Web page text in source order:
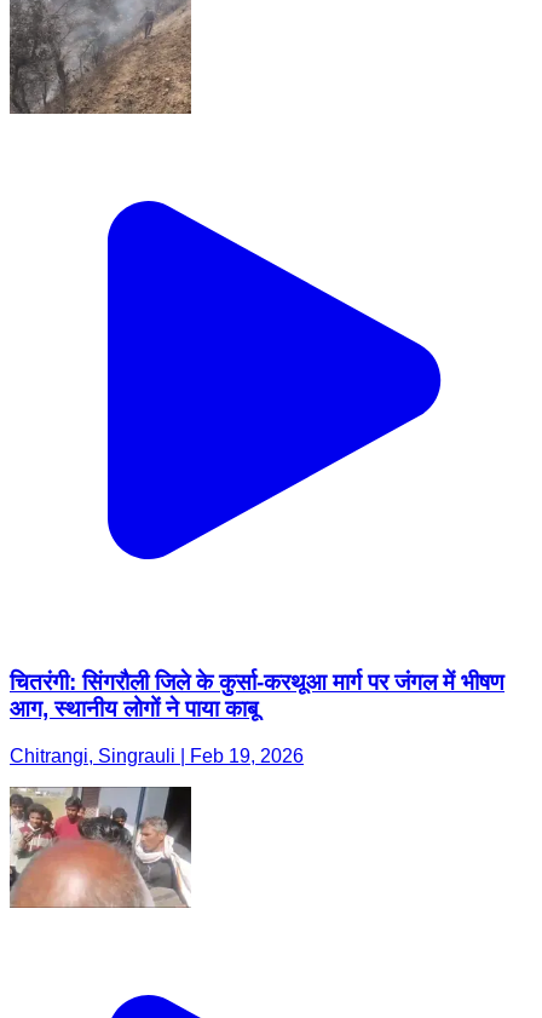
चितरंगी: सिंगरौली जिले के कुर्सा-करथूआ मार्ग पर जंगल में भीषण
आग, स्थानीय लोगों ने पाया काबू
Chitrangi, Singrauli | Feb 19, 2026